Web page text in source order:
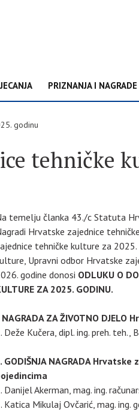
PRIZNANJA I NAGRADE
godinu
tehničke
temelju članka 43./c Statuta
Hrvatske zajednice
tehničke kulture za
Upravni odbor Hrvatske
godine donosi ODLUKU O
ZA 2025. GODINU.
NAGRADA ZA ŽIVOTNO
Deže Kučera, dipl. ing. preh. teh.,
GODIŠNJA NAGRADA
Danijel Akerman, mag. ing.
Katica Mikulaj Ovčarić, mag. ing.